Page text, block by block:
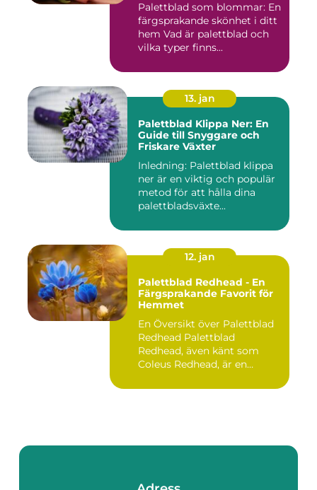
Palettblad som blommar: En
färgsprakande skönhet i ditt
hem Vad är palettblad och
vilka typer finns...
13. jan
Palettblad Klippa Ner: En
Guide till Snyggare och
Friskare Växter
Inledning: Palettblad klippa
ner är en viktig och populär
metod för att hålla dina
palettbladsväxte...
12. jan
Palettblad Redhead - En
Färgsprakande Favorit för
Hemmet
En Översikt över Palettblad
Redhead Palettblad
Redhead, även känt som
Coleus Redhead, är en